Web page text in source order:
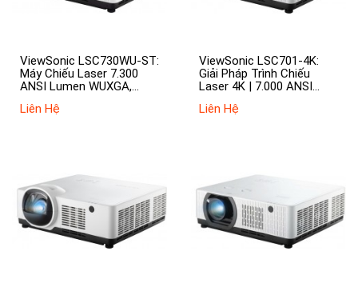
ViewSonic LSC730WU-ST:
Máy Chiếu Laser 7.300
ANSI Lumen WUXGA,
Lắp Đặt
Liên Hệ
ViewSonic LSC701-4K:
Giải Pháp Trình Chiếu
Laser 4K | 7.000 ANSI
Nghiệp
Liên Hệ